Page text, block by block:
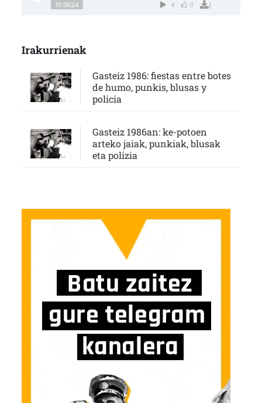
01:06:24 4 0 1
Irakurrienak
Gasteiz 1986: fiestas entre botes
de humo, punkis, blusas y
policía
Gasteiz 1986an: ke-potoen
arteko jaiak, punkiak, blusak
eta polizia